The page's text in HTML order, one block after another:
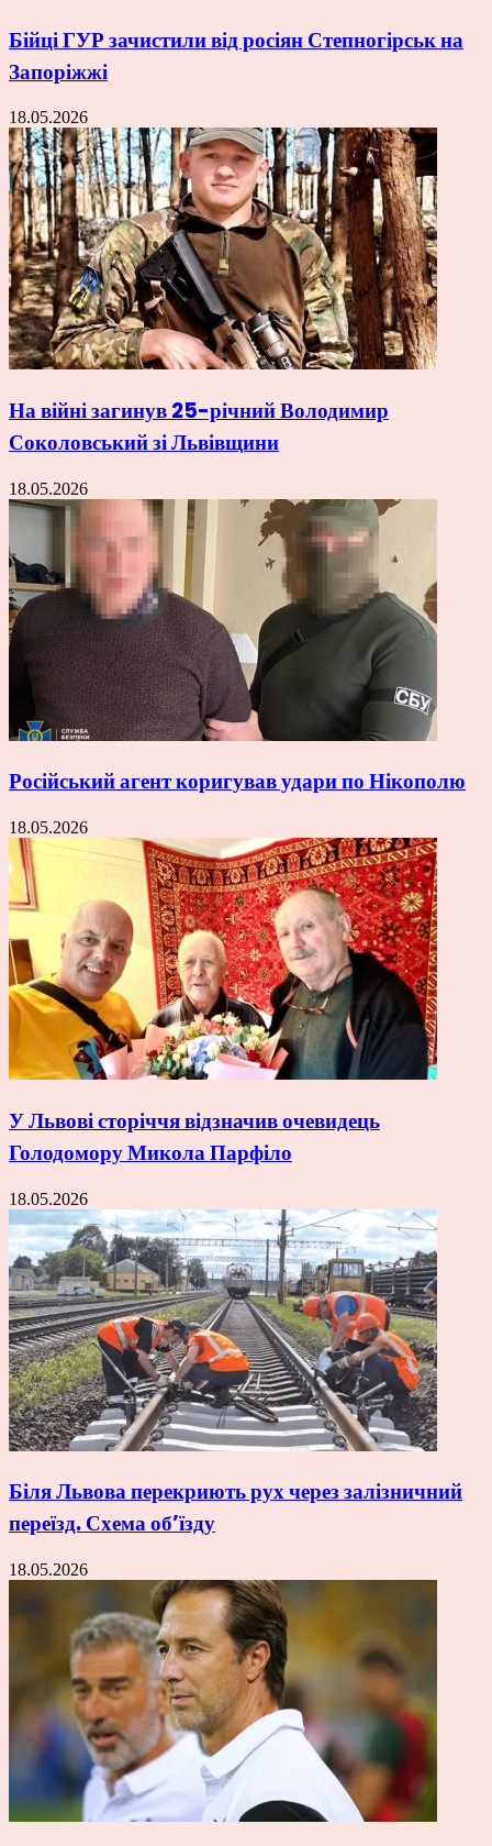
Бійці ГУР зачистили від росіян Степногірськ на
Запоріжжі
18.05.2026
На війні загинув 25-річний Володимир
Соколовський зі Львівщини
18.05.2026
Російський агент коригував удари по Нікополю
18.05.2026
У Львові сторіччя відзначив очевидець
Голодомору Микола Парфіло
18.05.2026
Біля Львова перекриють рух через залізничний
переїзд. Схема об’їзду
18.05.2026